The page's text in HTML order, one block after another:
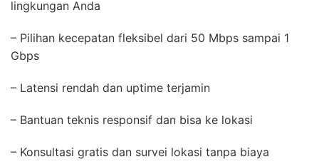
lingkungan Anda
– Pilihan kecepatan fleksibel dari 50 Mbps sampai 1
Gbps
– Latensi rendah dan uptime terjamin
– Bantuan teknis responsif dan bisa ke lokasi
– Konsultasi gratis dan survei lokasi tanpa biaya